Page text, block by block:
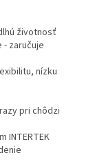
životnosť
zaručuje
nízku
pri chôdzi
INTERTEK